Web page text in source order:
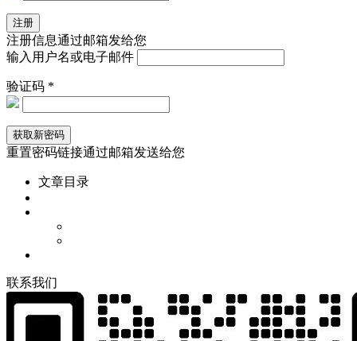
注册信息通过邮箱发给您
输入用户名或电子邮件
验证码 *
重置密码链接通过邮箱发送给您
文章目录
联系我们